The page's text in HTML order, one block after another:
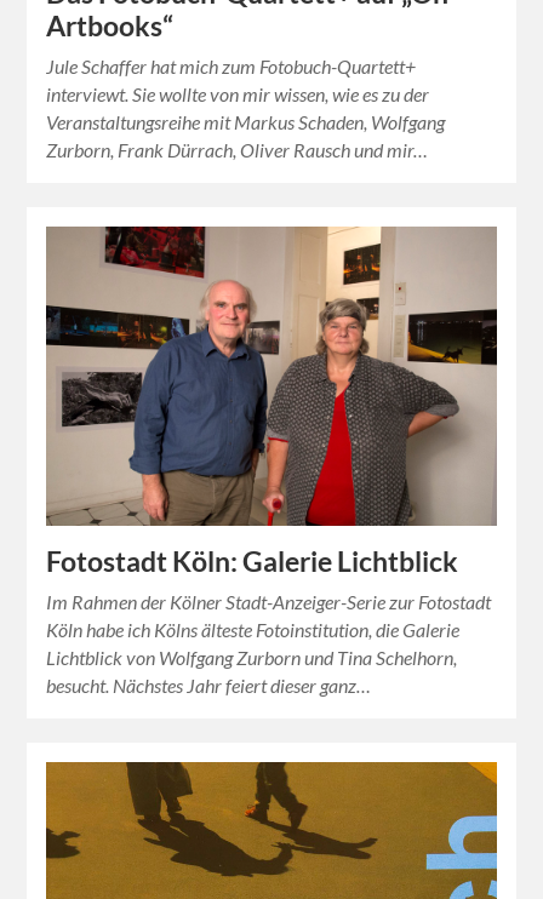
Artbooks“
Jule Schaffer hat mich zum Fotobuch-Quartett+
interviewt. Sie wollte von mir wissen, wie es zu der
Veranstaltungsreihe mit Markus Schaden, Wolfgang
Zurborn, Frank Dürrach, Oliver Rausch und mir…
Fotostadt Köln: Galerie Lichtblick
Im Rahmen der Kölner Stadt-Anzeiger-Serie zur Fotostadt
Köln habe ich Kölns älteste Fotoinstitution, die Galerie
Lichtblick von Wolfgang Zurborn und Tina Schelhorn,
besucht. Nächstes Jahr feiert dieser ganz…